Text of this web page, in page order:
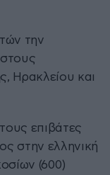
την
Ηρακλείου και
επιβάτες
στην ελληνική
(600)